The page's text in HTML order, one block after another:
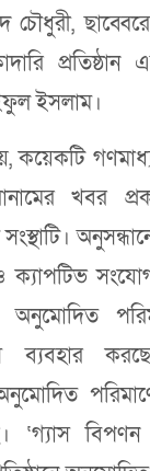
প্রতিষ্ঠান
ইসলাম।
কয়েকটি
খবর
সংযোগ
ব্যবহার
অনুমোদিত
‘গ্যাস